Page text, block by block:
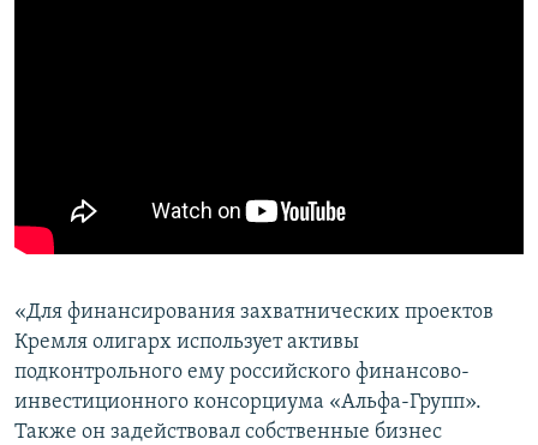
«Для финансирования захватнических проектов
Кремля олигарх использует активы
подконтрольного ему российского финансово-
инвестиционного консорциума «Альфа-Групп».
Также он задействовал собственные бизнес